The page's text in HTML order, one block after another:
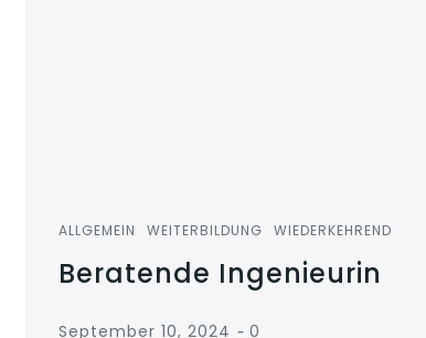
ALLGEMEIN WEITERBILDUNG WIEDERKEHREND
Beratende Ingenieurin
September 10, 2024 - 0